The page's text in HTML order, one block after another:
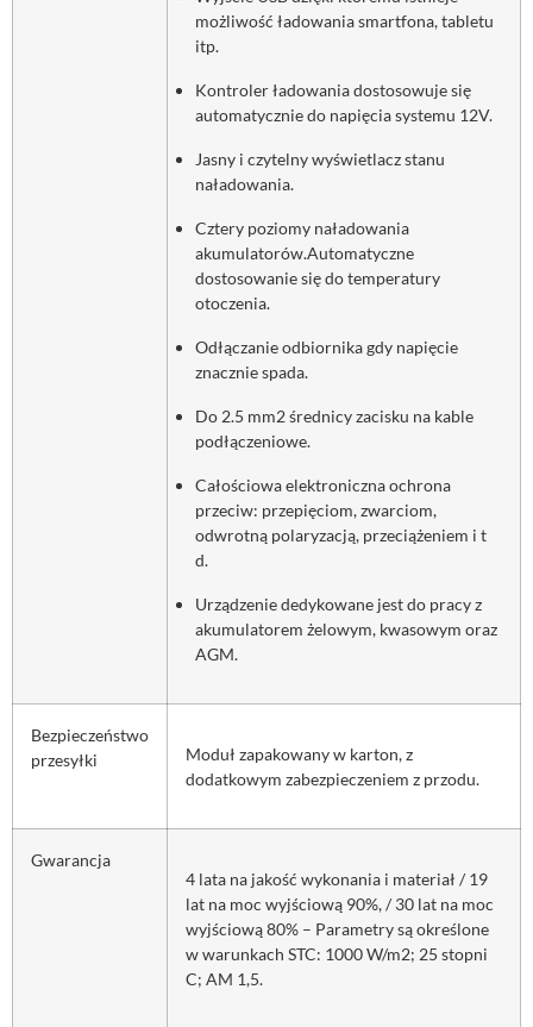
możliwość ładowania smartfona, tabletu
itp.
Kontroler ładowania dostosowuje się
automatycznie do napięcia systemu 12V.
Jasny i czytelny wyświetlacz stanu
naładowania.
Cztery poziomy naładowania
akumulatorów.Automatyczne
dostosowanie się do temperatury
otoczenia.
Odłączanie odbiornika gdy napięcie
znacznie spada.
Do 2.5 mm2 średnicy zacisku na kable
podłączeniowe.
Całościowa elektroniczna ochrona
przeciw: przepięciom, zwarciom,
odwrotną polaryzacją, przeciążeniem i t
d.
Urządzenie dedykowane jest do pracy z
akumulatorem żelowym, kwasowym oraz
AGM.
Bezpieczeństwo
przesyłki
Moduł zapakowany w karton, z
dodatkowym zabezpieczeniem z przodu.
Gwarancja
4 lata na jakość wykonania i materiał / 19
lat na moc wyjściową 90%, / 30 lat na moc
wyjściową 80% – Parametry są określone
w warunkach STC: 1000 W/m2; 25 stopni
C; AM 1,5.